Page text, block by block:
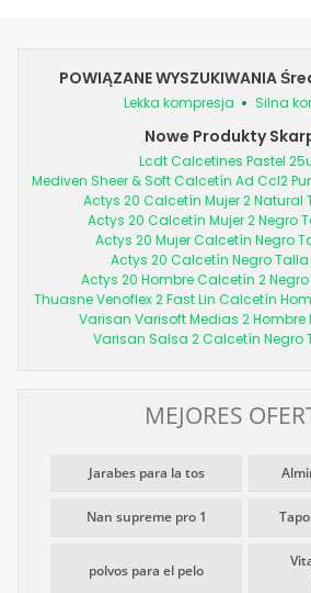
POWIĄZANE WYSZUKIWANIA
Lekka kompresja Silna
Nowe Produkty
Lcdt Calcetines Pastel
Mediven Sheer & Soft Calcetín Ad Ccl2
Actys 20 Calcetín Mujer 2 Natural
Actys 20 Calcetín Mujer 2 Negro
Actys 20 Mujer Calcetín Negro
Actys 20 Calcetín Negro Talla
Actys 20 Hombre Calcetín 2 Negro
Thuasne Venoflex 2 Fast Lin Calcetín
Varisan Varisoft Medias 2 Hombre
Varisan Salsa 2 Calcetín Negro
MEJORES
Jarabes para la tos
Nan supreme pro 1
polvos para el pelo